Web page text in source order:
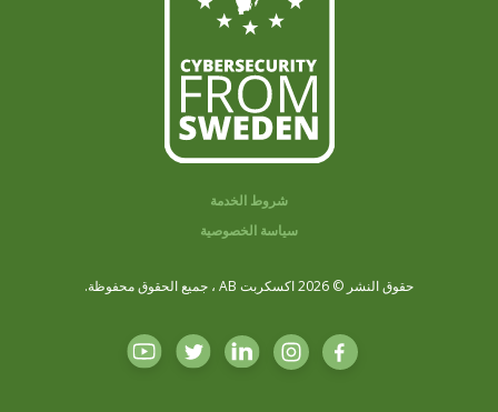
شروط الخدمة
سياسة الخصوصية
حقوق النشر © 2026 اكسكربت AB ، جميع الحقوق محفوظة.